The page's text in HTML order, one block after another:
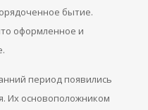
бытие.
оформленное и
период появились
Их основоположником